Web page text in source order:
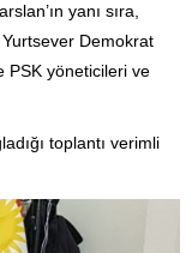
yanı sıra,
Yurtsever Demokrat
PSK yöneticileri ve
toplantı verimli